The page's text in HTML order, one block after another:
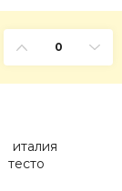
0
италия
тесто